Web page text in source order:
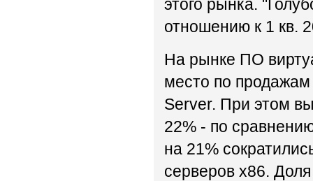
этого рынка.
отношению к 1 кв.
На рынке ПО
место по продажам
Server. При этом
22% - по
на 21%
серверов x86.